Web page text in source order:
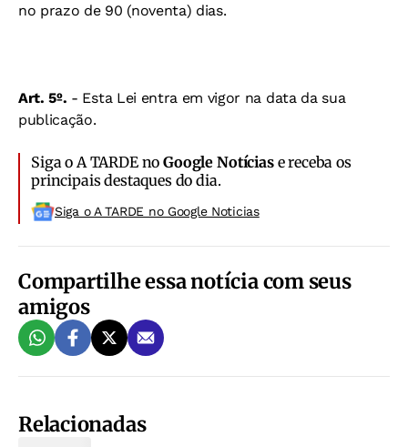
no prazo de 90 (noventa) dias.
Art. 5º. - Esta Lei entra em vigor na data da sua
publicação.
Siga o A TARDE noGoogle Notíciase receba os
principais destaques do dia.
Siga o A TARDE no Google Noticias
Compartilhe essa notícia com seus
amigos
Relacionadas